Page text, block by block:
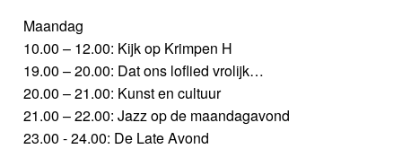
Maandag
10.00 – 12.00: Kijk op Krimpen H
19.00 – 20.00: Dat ons loflied vrolijk…
20.00 – 21.00: Kunst en cultuur
21.00 – 22.00: Jazz op de maandagavond
23.00 - 24.00: De Late Avond